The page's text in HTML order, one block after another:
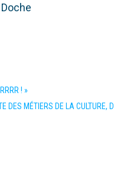
! »
DES MÉTIERS DE LA CULTURE,